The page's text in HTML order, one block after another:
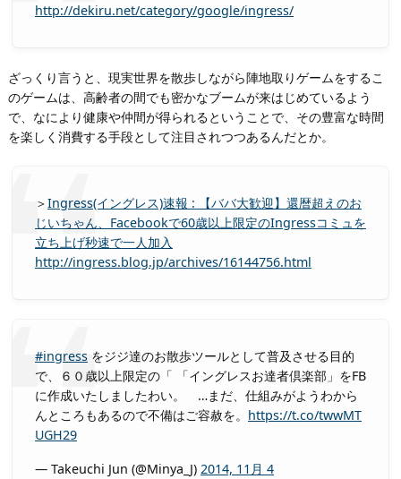
http://dekiru.net/category/google/ingress/
ざっくり言うと、現実世界を散歩しながら陣地取りゲームをするこ
のゲームは、高齢者の間でも密かなブームが来はじめているよう
で、なにより健康や仲間が得られるということで、その豊富な時間
を楽しく消費する手段として注目されつつあるんだとか。
＞Ingress(イングレス)速報 : 【ババ大歓迎】還暦超えのお
じいちゃん、Facebookで60歳以上限定のIngressコミュを
立ち上げ秒速で一人加入
http://ingress.blog.jp/archives/16144756.html
#ingress をジジ達のお散歩ツールとして普及させる目的
で、６０歳以上限定の「 「イングレスお達者倶楽部」をFB
に作成いたしましたわい。 …まだ、仕組みがようわから
んところもあるので不備はご容赦を。 https://t.co/twwMT
UGH29
— Takeuchi Jun (@Minya_J) 2014, 11月 4